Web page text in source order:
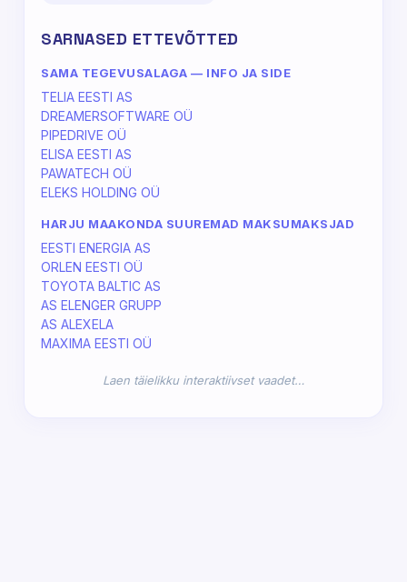
SARNASED ETTEVÕTTED
SAMA TEGEVUSALAGA — INFO JA SIDE
TELIA EESTI AS
DREAMERSOFTWARE OÜ
PIPEDRIVE OÜ
ELISA EESTI AS
PAWATECH OÜ
ELEKS HOLDING OÜ
HARJU MAAKONDA SUUREMAD MAKSUMAKSJAD
EESTI ENERGIA AS
ORLEN EESTI OÜ
TOYOTA BALTIC AS
AS ELENGER GRUPP
AS ALEXELA
MAXIMA EESTI OÜ
Laen täielikku interaktiivset vaadet…